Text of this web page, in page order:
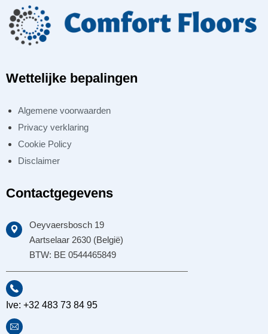
Wettelijke bepalingen
Algemene voorwaarden
Privacy verklaring
Cookie Policy
Disclaimer
Contactgegevens
Oeyvaersbosch 19
Aartselaar 2630 (België)
BTW: BE 0544465849
Ive: +32 483 73 84 95